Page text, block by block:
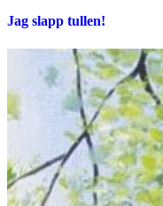
Jag slapp tullen!